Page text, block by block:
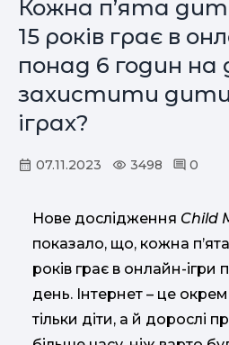
Кожна п’ята
15 років грає в
понад 6 годин на
захистити
іграх?
07.11.2023 3498 0
Нове дослідження Child
показало, що, кожна
років грає в онлайн-
день. Інтернет – це
тільки діти, а й дорослі